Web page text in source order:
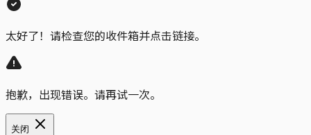
太好了！请检查您的收件箱并点击链接。
抱歉，出现错误。请再试一次。
关闭